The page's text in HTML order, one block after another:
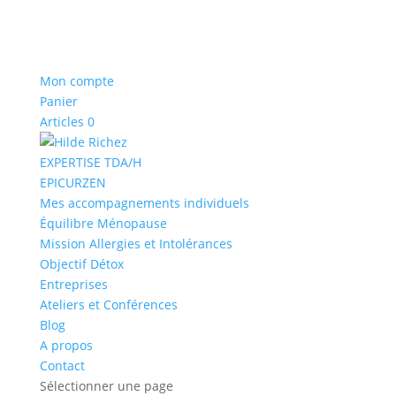
Mon compte
Panier
Articles 0
EXPERTISE TDA/H
EPICURZEN
Mes accompagnements individuels
Équilibre Ménopause
Mission Allergies et Intolérances
Objectif Détox
Entreprises
Ateliers et Conférences
Blog
A propos
Contact
Sélectionner une page